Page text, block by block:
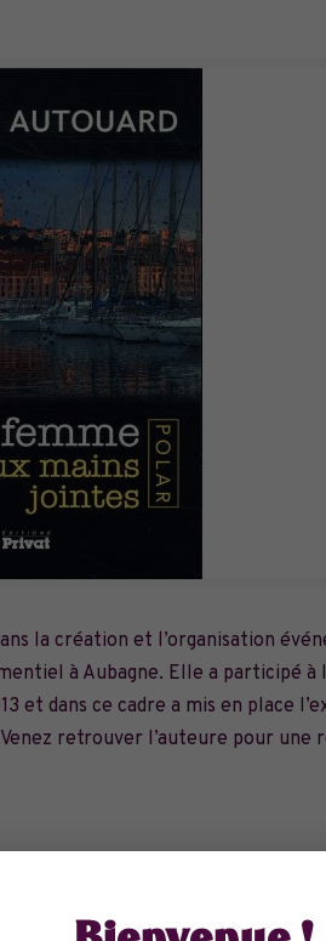
la création et l’organisation
à Aubagne. Elle a participé à
dans ce cadre a mis en place
retrouver l’auteure pour une
en attendant que les neurones se
s’est juré de raccrocher et de